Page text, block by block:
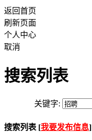
返回首页
刷新页面
个人中心
取消
搜索列表
关键字:
搜索列表 [我要发布信息]